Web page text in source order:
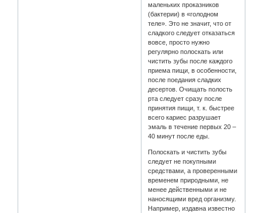
маленьких проказников
(бактерии) в «голодном
теле». Это не значит, что от
сладкого следует отказаться
вовсе, просто нужно
регулярно полоскать или
чистить зубы после каждого
приема пищи, в особенности,
после поедания сладких
десертов. Очищать полость
рта следует сразу после
принятия пищи, т. к. быстрее
всего кариес разрушает
эмаль в течение первых 20 –
40 минут после еды.
Полоскать и чистить зубы
следует не покупными
средствами, а проверенными
временем природными, не
менее действенными и не
наносящими вред организму.
Например, издавна известно